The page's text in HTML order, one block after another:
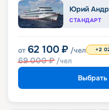
Юрий
СТАНДАРТ
от 62 100 ₽ /чел
69 000₽ /чел
+2
Выбрать